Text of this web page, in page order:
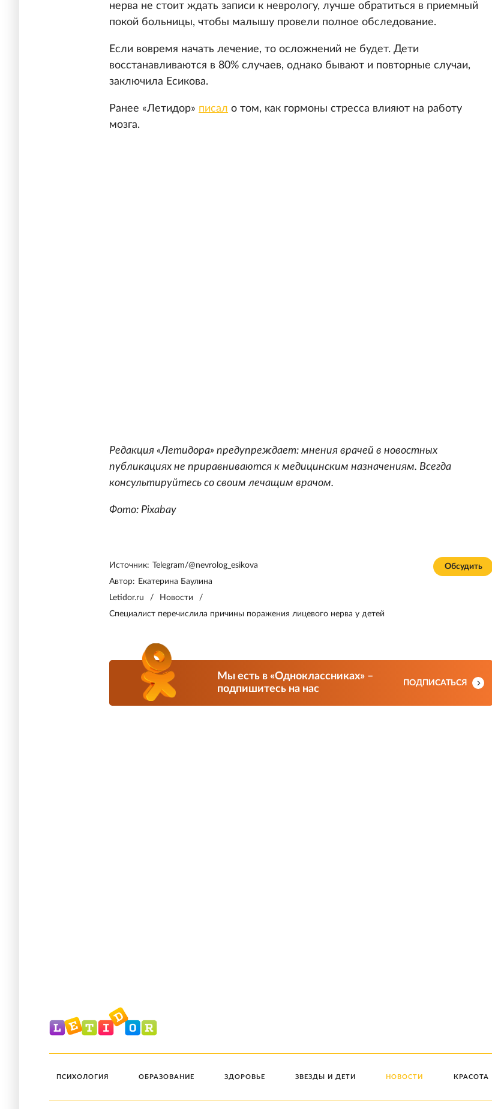
нерва не стоит ждать записи к неврологу, лучше обратиться в приемный
покой больницы, чтобы малышу провели полное обследование.
Если вовремя начать лечение, то осложнений не будет. Дети
восстанавливаются в 80% случаев, однако бывают и повторные случаи,
заключила Есикова.
Ранее «Летидор» писал о том, как гормоны стресса влияют на работу
мозга.
Редакция «Летидора» предупреждает: мнения врачей в новостных
публикациях не приравниваются к медицинским назначениям. Всегда
консультируйтесь со своим лечащим врачом.
Фото: Pixabay
Обсудить
Источник: Telegram/@nevrolog_esikova
Автор: Екатерина Баулина
Letidor.ru
/ Новости
/
Специалист перечислила причины поражения лицевого нерва у детей
Мы есть в «Одноклассниках» –
подпишитесь на нас
ПОДПИСАТЬСЯ
ПСИХОЛОГИЯ ОБРАЗОВАНИЕ ЗДОРОВЬЕ ЗВЕЗДЫ И ДЕТИ НОВОСТИ КРАСОТА